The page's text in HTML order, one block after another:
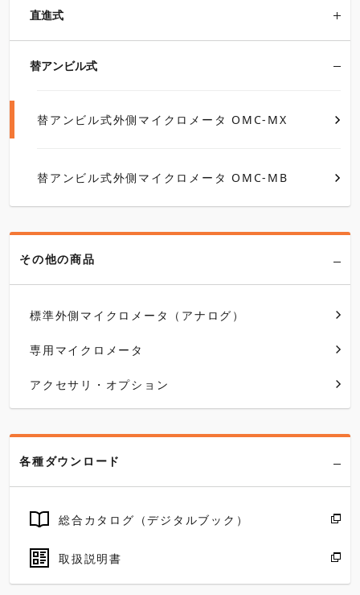
直進式
替アンビル式
替アンビル式外側マイクロメータ OMC-MX
替アンビル式外側マイクロメータ OMC-MB
その他の商品
標準外側マイクロメータ（アナログ）
専用マイクロメータ
アクセサリ・オプション
各種ダウンロード
総合カタログ（デジタルブック）
取扱説明書